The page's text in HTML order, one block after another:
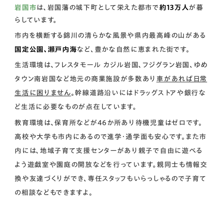
岩国市 は、岩国藩の城下町として栄えた都市で約13万人が暮
らしています。
市内を横断する錦川の清らかな風景や県内最高峰の山がある
国定公園、瀬戸内海など、豊かな自然に恵まれた街です。
生活環境は、フレスタモール カジル岩国、フジグラン岩国、ゆめ
タウン南岩国など地元の商業施設が多数あり 車があれば日常
生活に困りません。幹線道路沿いにはドラッグストアや銀行な
ど生活に必要なものが点在しています。
教育環境は、保育所などが46か所あり待機児童はゼロです。
高校や大学も市内にあるので進学・通学面も安心です。また市
内には、地域子育て支援センターがあり親子で自由に遊べる
よう遊戯室や園庭の開放などを行っています。親同士も情報交
換や友達づくりができ、専任スタッフもいらっしゃるので子育て
の相談などもできますよ。